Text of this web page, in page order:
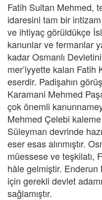
Fatih Sultan Mehmed,
idaresini tam bir
ve ihtiyaç görüldükçe
kanunlar ve fermanlar
kadar Osmanlı
mer’iyyette kalan
eserdir. Padişahın
Karamani Mehmed
çok önemli
Mehmed Çelebi
Süleyman devrinde
eser esas alınmıştır.
müessese ve teşkilatı,
hâle gelmiştir.
için gerekli devlet
sağlamıştır.